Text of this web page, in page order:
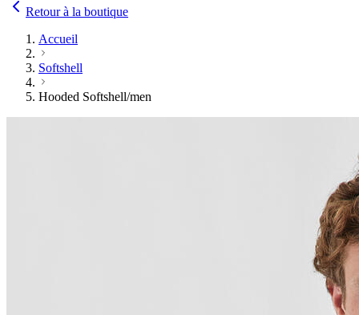
Retour à la boutique
Accueil
Softshell
Hooded Softshell/men